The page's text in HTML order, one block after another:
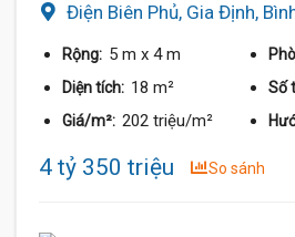
Điện Biên Phủ, Gia Định,
Rộng: 5 m x 4 m
Diện tích: 18 m² Số
Giá/m²: 202 triệu/m²
4 tỷ 350 triệu So sánh